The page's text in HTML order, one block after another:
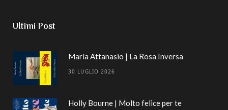
Ultimi Post
Maria Attanasio | La Rosa Inversa
30 LUGLIO 2026
Holly Bourne | Molto felice per te